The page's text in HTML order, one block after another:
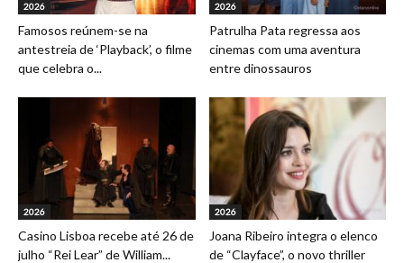
2026
Famosos reúnem-se na
antestreia de ‘Playback’, o filme
que celebra o...
2026
Patrulha Pata regressa aos
cinemas com uma aventura
entre dinossauros
2026
Casino Lisboa recebe até 26 de
julho “Rei Lear” de William...
2026
Joana Ribeiro integra o elenco
de “Clayface”, o novo thriller